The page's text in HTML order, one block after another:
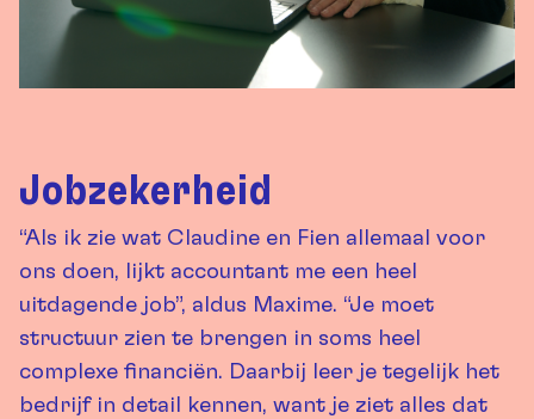
Jobzekerheid
“Als ik zie wat Claudine en Fien allemaal voor
ons doen, lijkt accountant me een heel
uitdagende job”, aldus Maxime. “Je moet
structuur zien te brengen in soms heel
complexe financiën. Daarbij leer je tegelijk het
bedrijf in detail kennen, want je ziet alles dat